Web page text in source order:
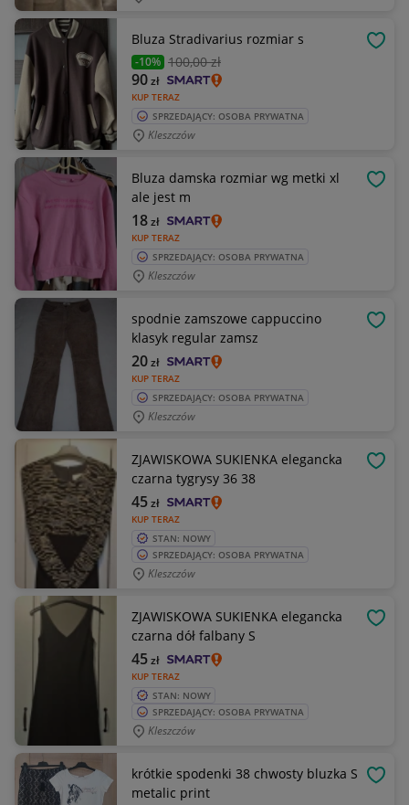
Bluza Stradivarius rozmiar s
-10% 100,00 zł
KUP TERAZ
90zł
SPRZEDAJĄCY: OSOBA PRYWATNA
Kleszczów
Bluza damska rozmiar wg metki xl
ale jest m
KUP TERAZ
18zł
SPRZEDAJĄCY: OSOBA PRYWATNA
Kleszczów
spodnie zamszowe cappuccino
klasyk regular zamsz
KUP TERAZ
20zł
SPRZEDAJĄCY: OSOBA PRYWATNA
Kleszczów
ZJAWISKOWA SUKIENKA elegancka
czarna tygrysy 36 38
KUP TERAZ
45zł
STAN: NOWY
SPRZEDAJĄCY: OSOBA PRYWATNA
Kleszczów
ZJAWISKOWA SUKIENKA elegancka
czarna dół falbany S
KUP TERAZ
45zł
STAN: NOWY
SPRZEDAJĄCY: OSOBA PRYWATNA
Kleszczów
krótkie spodenki 38 chwosty bluzka S
metalic print